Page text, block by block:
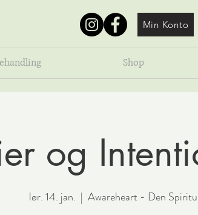
Min Konto
Shop
og
lør. 14. jan.
  |
Awareheart - Den